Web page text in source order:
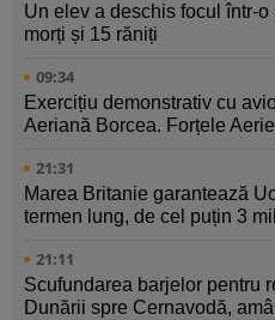
Un elev a deschis focul într-
morți și 15 răniți
09:34
Exercițiu demonstrativ cu
Aeriană Borcea. Forțele
21:31
Marea Britanie garantează
termen lung, de cel puțin 3
21:11
Scufundarea barjelor pentru
Dunării spre Cernavodă,